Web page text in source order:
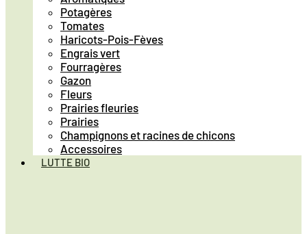
Potagères
Tomates
Haricots-Pois-Fèves
Engrais vert
Fourragères
Gazon
Fleurs
Prairies fleuries
Prairies
Champignons et racines de chicons
Accessoires
LUTTE BIO